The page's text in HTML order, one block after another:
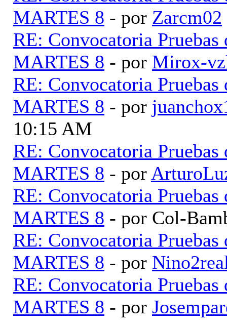
MARTES 8 - por Zarcm02
RE: Convocatoria
MARTES 8 - por Mirox-
RE: Convocatoria
MARTES 8 - por
10:15 AM
RE: Convocatoria
MARTES 8 - por
RE: Convocatoria
MARTES 8 - por Col-
RE: Convocatoria
MARTES 8 - por
RE: Convocatoria
MARTES 8 - por